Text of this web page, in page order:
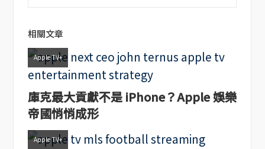
相關文章
Apple TV+
庫克最大貢獻不是 iPhone？Apple 娛樂
帝國悄悄成形
Apple TV+